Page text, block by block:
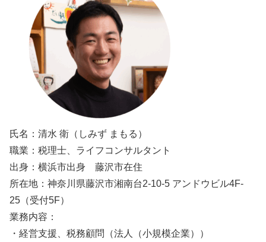
氏名：清水 衛（しみず まもる）
職業：税理士、ライフコンサルタント
出身：横浜市出身 藤沢市在住
所在地：神奈川県藤沢市湘南台2-10-5 アンドウビル4F-
25（受付5F）
業務内容：
・経営支援、税務顧問（法人（小規模企業））